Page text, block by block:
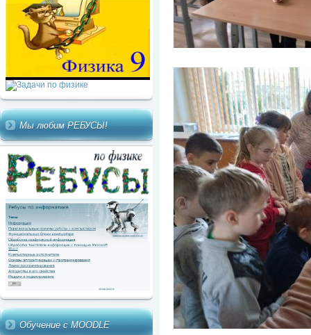
Мы любим РЕБУСЫ!
Обучение с MOODLE